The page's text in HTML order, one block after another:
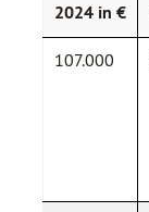
2024 in €
107.000